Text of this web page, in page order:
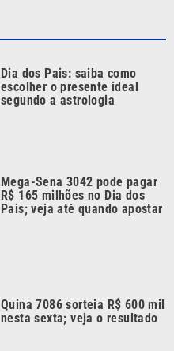
Dia dos Pais: saiba como
escolher o presente ideal
segundo a astrologia
Mega-Sena 3042 pode pagar
R$ 165 milhões no Dia dos
Pais; veja até quando apostar
Quina 7086 sorteia R$ 600 mil
nesta sexta; veja o resultado